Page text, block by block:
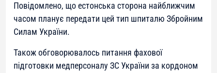
Повідомлено, що естонська сторона найближчим
часом планує передати цей тип шпиталю Збройним
Силам України.
Також обговорювалось питання фахової
підготовки медперсоналу ЗС України за кордоном